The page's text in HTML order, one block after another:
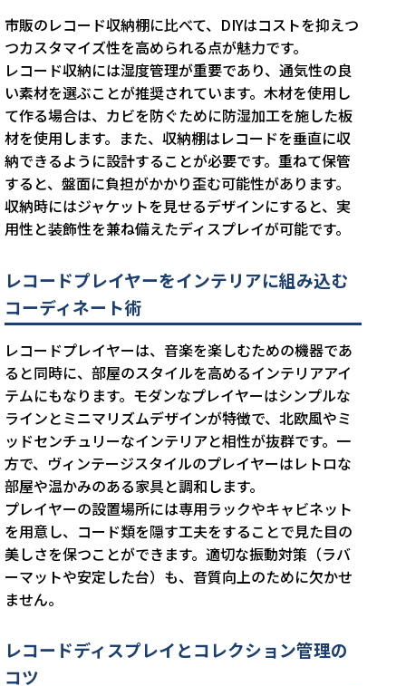
市販のレコード収納棚に比べて、DIYはコストを抑えつ
つカスタマイズ性を高められる点が魅力です。
レコード収納には湿度管理が重要であり、通気性の良
い素材を選ぶことが推奨されています。木材を使用し
て作る場合は、カビを防ぐために防湿加工を施した板
材を使用します。また、収納棚はレコードを垂直に収
納できるように設計することが必要です。重ねて保管
すると、盤面に負担がかかり歪む可能性があります。
収納時にはジャケットを見せるデザインにすると、実
用性と装飾性を兼ね備えたディスプレイが可能です。
レコードプレイヤーをインテリアに組み込む
コーディネート術
レコードプレイヤーは、音楽を楽しむための機器であ
ると同時に、部屋のスタイルを高めるインテリアアイ
テムにもなります。モダンなプレイヤーはシンプルな
ラインとミニマリズムデザインが特徴で、北欧風やミ
ッドセンチュリーなインテリアと相性が抜群です。一
方で、ヴィンテージスタイルのプレイヤーはレトロな
部屋や温かみのある家具と調和します。
プレイヤーの設置場所には専用ラックやキャビネット
を用意し、コード類を隠す工夫をすることで見た目の
美しさを保つことができます。適切な振動対策（ラバ
ーマットや安定した台）も、音質向上のために欠かせ
ません。
レコードディスプレイとコレクション管理の
コツ